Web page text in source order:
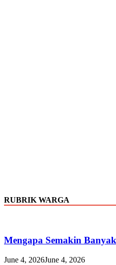
RUBRIK WARGA
Mengapa Semakin
June 4, 2026June 4, 2026